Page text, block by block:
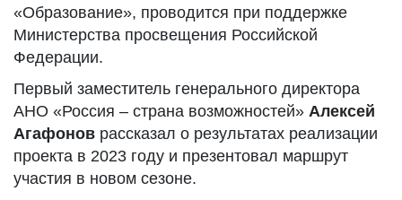
«Образование», проводится при поддержке
Министерства просвещения Российской
Федерации.
Первый заместитель генерального директора
АНО «Россия – страна возможностей» Алексей
Агафонов рассказал о результатах реализации
проекта в 2023 году и презентовал маршрут
участия в новом сезоне.